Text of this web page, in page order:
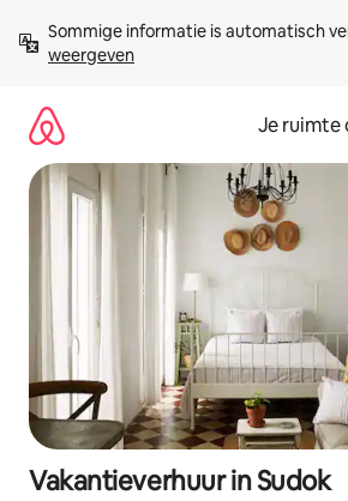
direct
naar
Sommige informatie is automatisch
weergeven
Je ruimte
Vakantieverhuur in Sudok